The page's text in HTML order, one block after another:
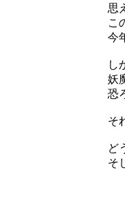
思
こ
今
し
妖
恐
そ
ど
そ